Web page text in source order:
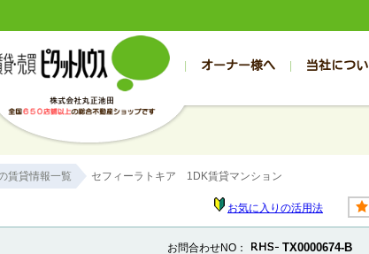
帯広の1000万円以下
帯広の1000万～2000万円
帯広の賃貸物件一覧
帯広の賃貸アパート
帯広の賃貸マンション
帯
帯
旭川の1000万円以下
旭川の1000万～2000万円
旭川の賃貸物件一覧
旭川の賃貸アパート
旭川の賃貸マンション
旭
旭
オーナー様へ 当社につ
ブログ お客様の声
問合せ 入居者様専用（帯広店）
賃貸情報一覧 セフィーラトキア 1DK賃貸マンション
お気に入りの活用法
お問合わせNO： TX0000674-B